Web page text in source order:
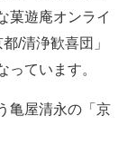
菓遊庵オンライ
/清浄歓喜団」
っています。
亀屋清永の「京